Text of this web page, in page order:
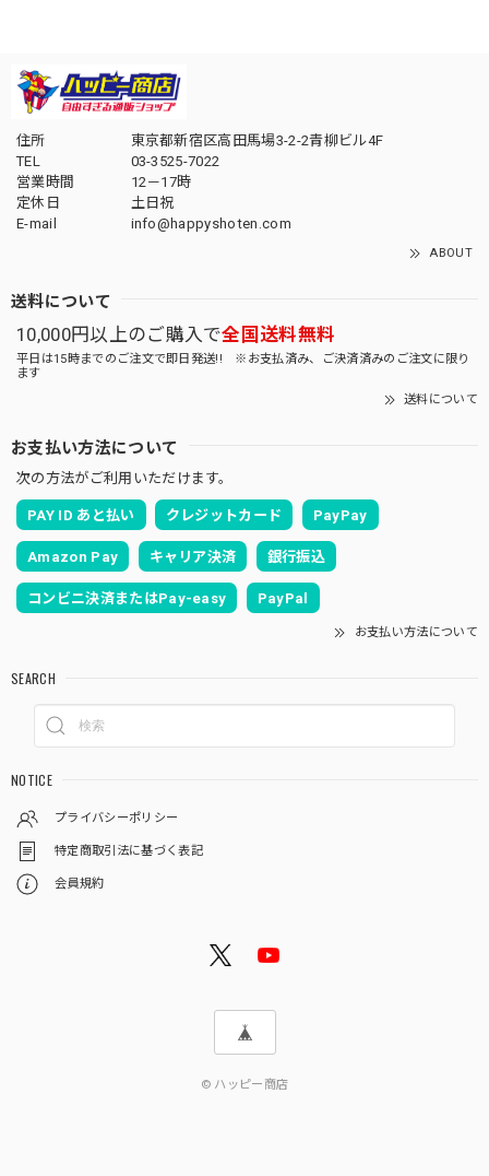
住所
東京都新宿区高田馬場3-2-2青柳ビル4F
TEL
03-3525-7022
営業時間
12－17時
定休日
土日祝
E-mail
info@happyshoten.com
ABOUT
送料について
10,000円以上のご購入で全国送料無料
平日は15時までのご注文で即日発送!! ※お支払済み、ご決済済みのご注文に限り
ます
送料について
お支払い方法について
次の方法がご利用いただけます。
PAY ID あと払い クレジットカード PayPay
Amazon Pay キャリア決済 銀行振込
コンビニ決済またはPay-easy PayPal
お支払い方法について
SEARCH
NOTICE
プライバシーポリシー
特定商取引法に基づく表記
会員規約
© ハッピー商店